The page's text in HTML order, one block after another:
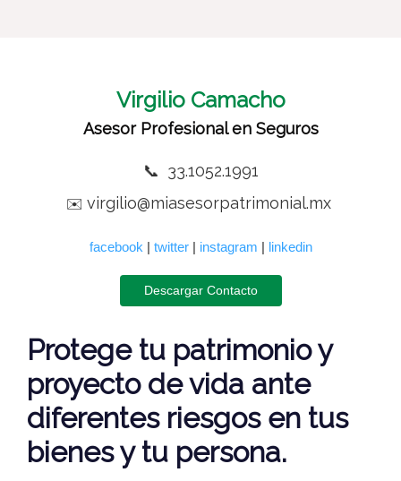
Virgilio Camacho
Asesor Profesional en Seguros
📞 33.1052.1991
✉️ virgilio@miasesorpatrimonial.mx
facebook | twitter| instagram | linkedin
Descargar Contacto
Protege tu patrimonio y
proyecto de vida ante
diferentes riesgos en tus
bienes y tu persona.